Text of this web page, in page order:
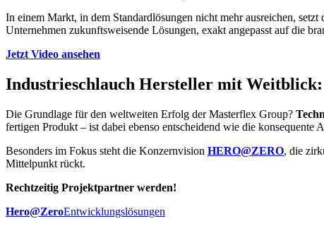
In einem Markt, in dem Standardlösungen nicht mehr ausreichen,
Unternehmen zukunftsweisende Lösungen, exakt angepasst auf die
Jetzt Video ansehen
Industrieschlauch Hersteller mit
Die Grundlage für den weltweiten Erfolg der Masterflex Group?
fertigen Produkt – ist dabei ebenso entscheidend wie die konsequente
Besonders im Fokus steht die Konzernvision HERO@ZERO, die
Mittelpunkt rückt.
Rechtzeitig Projektpartner werden!
Hero@ZeroEntwicklungslösungen